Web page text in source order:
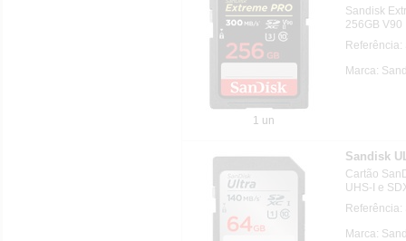
1 un
Sandisk
256GB V90
Marca:
Sandisk
Cartão
UHS-I e
Marca: